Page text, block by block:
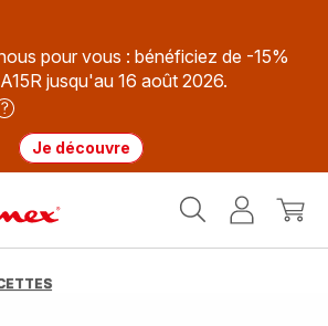
pour vous : bénéficiez de -15%
jusqu'au 16 août 2026.
Je découvre
MonMon